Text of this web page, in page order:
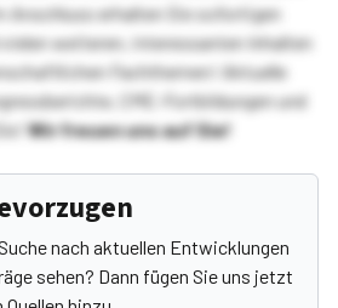
Anschluss erhalten Sie sofortigen
vielen weiteren, interessanten Inhalten
Fachthemen! Aktuelle
CME-Fortbildungen und
Wir freuen uns auf Sie!
nach aktuellen Entwicklungen
sehen? Dann fügen Sie uns jetzt